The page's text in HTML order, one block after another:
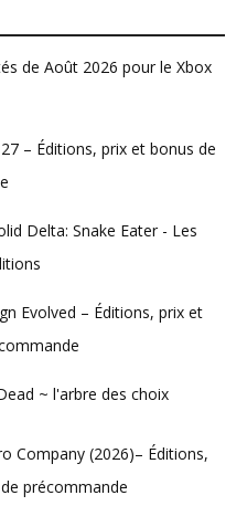
de Août 2026 pour le Xbox
– Éditions, prix et bonus de
Delta: Snake Eater - Les
Evolved – Éditions, prix et
~ l'arbre des choix
Company (2026)– Éditions,
précommande